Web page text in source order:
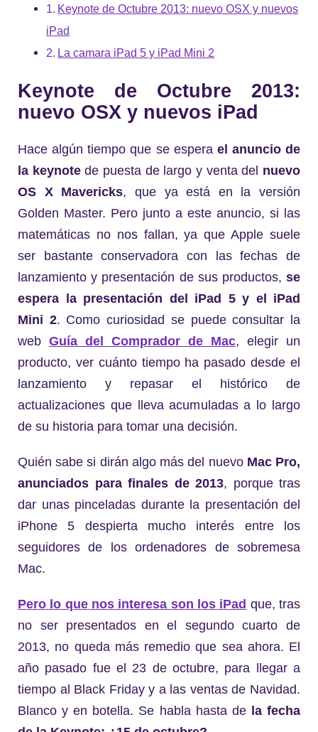
Keynote de Octubre 2013: nuevo OSX y nuevos
iPad
La camara iPad 5 y iPad Mini 2
Keynote de Octubre 2013:
nuevo OSX y nuevos iPad
Hace algún tiempo que se esperael anuncio de
la keynotede puesta de largo y venta del nuevo
OS X Mavericks, que ya está en la versión
Golden Master. Pero junto a este anuncio, si las
matemáticas no nos fallan, ya que Apple suele
ser bastante conservadora con las fechas de
lanzamiento y presentación de sus productos, se
espera la presentación del iPad 5 y el iPad
Mini 2. Como curiosidad se puede consultar la
web Guía del Comprador de Mac, elegir un
producto, ver cuánto tiempo ha pasado desde el
lanzamiento y repasar el histórico de
actualizaciones que lleva acumuladas a lo largo
de su historia para tomar una decisión.
Quién sabe si dirán algo más del nuevo Mac Pro,
anunciados para finales de 2013, porque tras
dar unas pinceladas durante la presentación del
iPhone 5 despierta mucho interés entre los
seguidores de los ordenadores de sobremesa
Mac.
Pero lo que nos interesa son los iPad que, tras
no ser presentados en el segundo cuarto de
2013, no queda más remedio que sea ahora. El
año pasado fue el 23 de octubre, para llegar a
tiempo al Black Friday y a las ventas de Navidad.
Blanco y en botella. Se habla hasta dela fecha